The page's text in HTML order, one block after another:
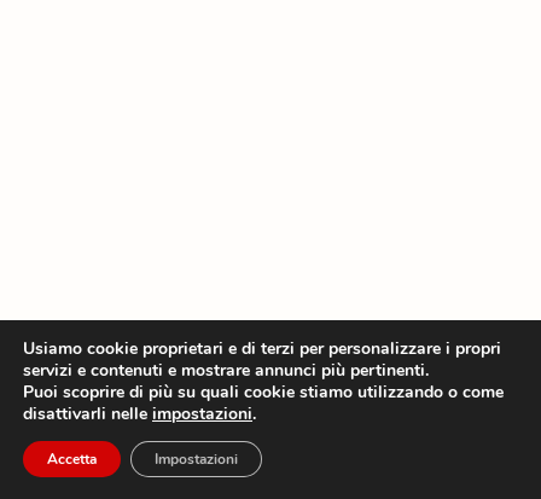
Usiamo cookie proprietari e di terzi per personalizzare i propri
servizi e contenuti e mostrare annunci più pertinenti.
Puoi scoprire di più su quali cookie stiamo utilizzando o come
disattivarli nelle impostazioni.
Accetta Impostazioni